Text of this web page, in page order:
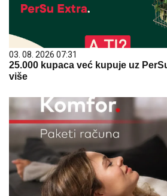
03. 08. 2026 07:31
25.000 kupaca već kupuje uz
više